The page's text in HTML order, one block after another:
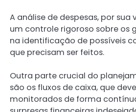
A análise de despesas, por sua
um controle rigoroso sobre os
na identificação de possíveis
que precisam ser feitos.
Outra parte crucial do
são os fluxos de caixa, que
monitorados de forma